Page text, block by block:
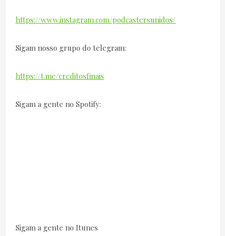
https://www.instagram.com/podcastersunidos/
Sigam nosso grupo do telegram:
https://t.me/creditosfinais
Sigam a gente no Spotify:
Sigam a gente no Itunes